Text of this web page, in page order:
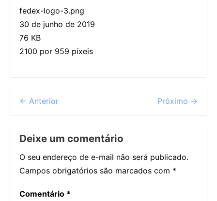
fedex-logo-3.png
30 de junho de 2019
76 KB
2100 por 959 píxeis
← Anterior Próximo →
Deixe um comentário
O seu endereço de e-mail não será publicado.
Campos obrigatórios são marcados com *
Comentário *